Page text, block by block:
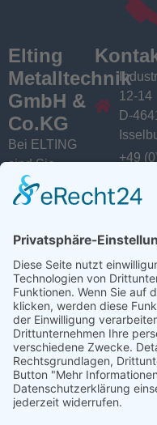
Elting
Metalltechnik
GmbH &
Co.KG
Bei ELTING
sind Sie
richtig, wenn
Sie Fachleute
Profilbearbeitung,
Abkanttechnik,
Schweißtechnik
oder
Baugruppenfertigung
suchen.
Ansprechpartner
12-14
D-
+49
79 - 0